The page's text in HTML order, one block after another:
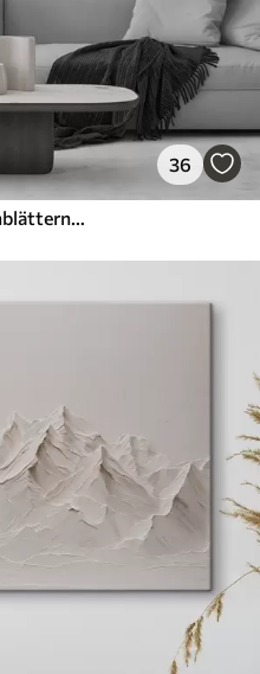
36
Weiße Blüten mit zarten Blütenblättern, angeordnet in einem wunderschönen Blumenmuster vor einem hellen Hintergrund